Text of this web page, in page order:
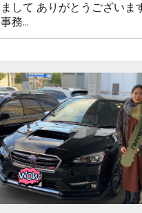
まして ありがとうございま
事務...